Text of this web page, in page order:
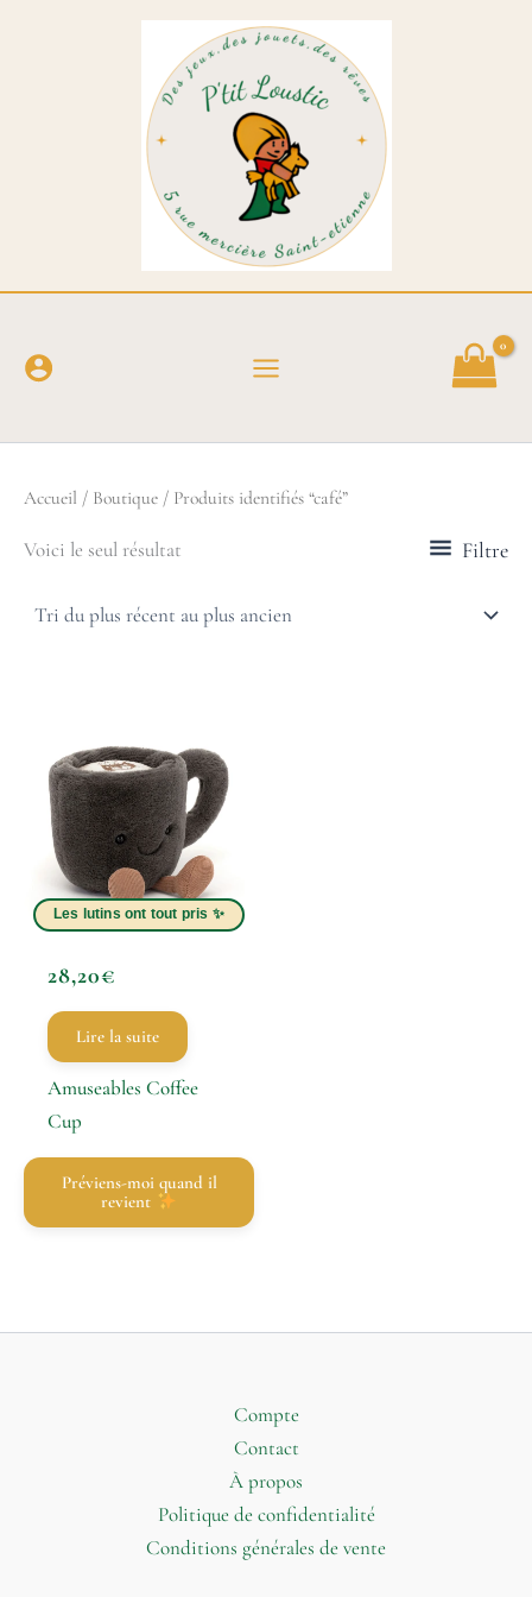
Accueil / Boutique / Produits identifiés “café”
Voici le seul résultat Filtre
28,20€
Lire la suite
Amuseables Coffee
Cup
Préviens-moi quand il
revient
Compte
Contact
À propos
Politique de confidentialité
Conditions générales de vente